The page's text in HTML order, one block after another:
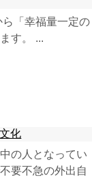
「幸福量一定の
す。 ...
化
の人となってい
要不急の外出自